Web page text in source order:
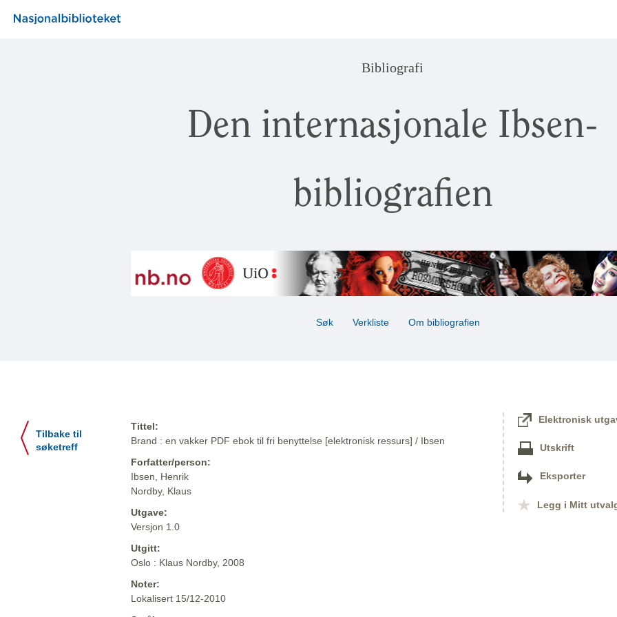
Bibliografi
Den internasjonale Ibsen-
bibliografien
Søk Verkliste Om bibliografien
Tilbake til
søketreff
Tittel:
Brand : en vakker PDF ebok til fri benyttelse [elektronisk ressurs] / Ibsen
Forfatter/person:
Ibsen, Henrik
Nordby, Klaus
Utgave:
Versjon 1.0
Utgitt:
Oslo : Klaus Nordby, 2008
Noter:
Lokalisert 15/12-2010
Elektronisk
Utskrift
Eksporter
Legg i Mitt